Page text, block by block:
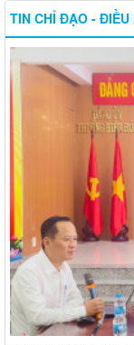
TIN CHỈ ĐẠO - ĐIỀU